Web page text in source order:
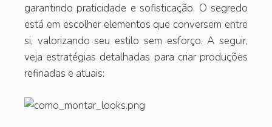
garantindo praticidade e sofisticação. O segredo
está em escolher elementos que conversem entre
si, valorizando seu estilo sem esforço. A seguir,
veja estratégias detalhadas para criar produções
refinadas e atuais: